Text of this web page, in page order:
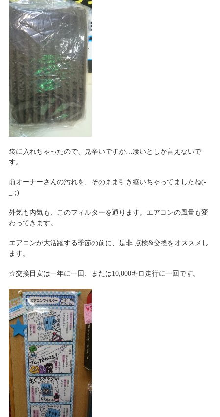
袋に入れちゃったので、見辛いですが…凄いとしか言えないで
す。
前オーナーさんの汚れを、そのまま引き継いちゃってましたね(-
_-;)
外気も内気も、このフィルターを通ります。エアコンの風量も変
わってきます。
エアコンが大活躍する季節の前に、是非 点検&交換をオススメし
ます。
☆交換目安は一年に一回、または10,000キロ走行に一回です。